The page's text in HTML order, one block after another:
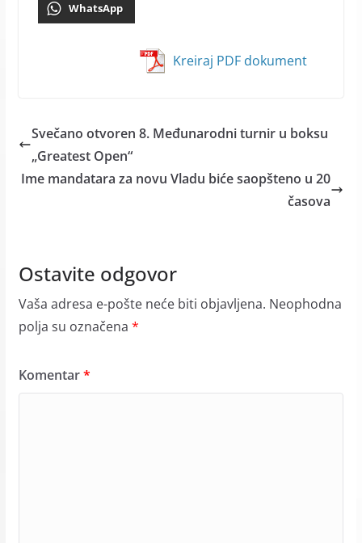
WhatsApp
Kreiraj PDF dokument
Svečano otvoren 8. Međunarodni turnir u boksu
„Greatest Open“
Ime mandatara za novu Vladu biće saopšteno u 20
časova
Ostavite odgovor
Vaša adresa e-pošte neće biti objavljena. Neophodna
polja su označena *
Komentar*